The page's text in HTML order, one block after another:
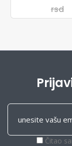
rsd
Čitao